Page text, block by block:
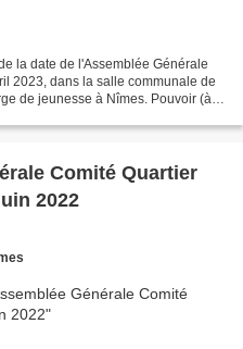
la date de l'Assemblée Générale
2023, dans la salle communale de
de jeunesse à Nîmes. Pouvoir (à
Comité Quartier
2022